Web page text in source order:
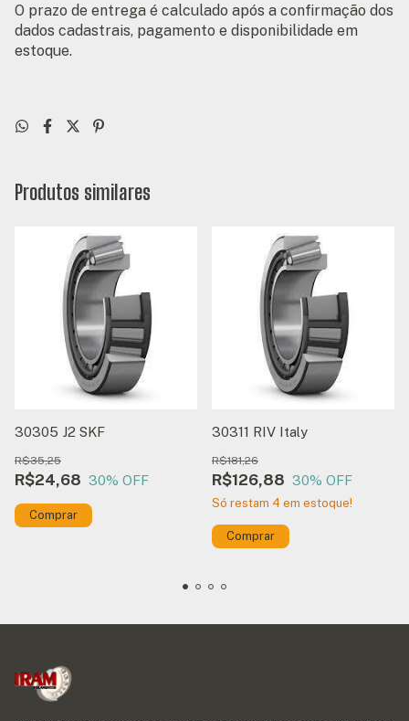
O prazo de entrega é calculado após a confirmação dos
dados cadastrais, pagamento e disponibilidade em
estoque.
Produtos similares
30305 J2 SKF
R$24,68
R$35,25
30% OFF
30311 RIV Italy
R$126,88
R$181,26
30% OFF
Só restam 4 em estoque!